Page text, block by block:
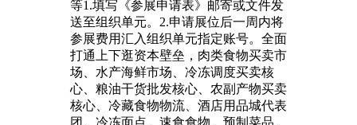
等1.填写《参展申请表》邮寄或文件发
送至组织单元。2.申请展位后一周内将
参展费用汇入组织单元指定账号。全面
打通上下逛资本壁垒，肉类食物买卖市
场、水产海鲜市场、冷冻调度买卖核
心、粮油干货批发核心、农副产物买卖
核心、冷藏食物物流、酒店用品城代表
团。冷冻面点、速食食物、预制菜品、